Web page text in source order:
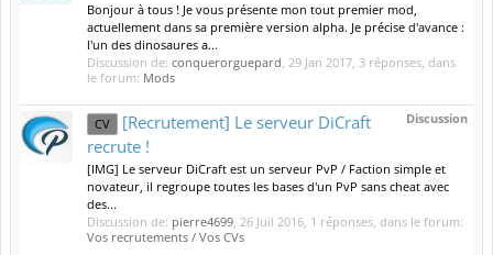
Bonjour à tous ! Je vous présente mon tout premier mod,
actuellement dans sa première version alpha. Je précise d'avance :
l'un des dinosaures a...
Discussion de: conquerorguepard, 29 Jan 2017, 3 réponses, dans
le forum: Mods
Discussion
CV
[Recrutement] Le serveur DiCraft
recrute !
[IMG] Le serveur DiCraft est un serveur PvP / Faction simple et
novateur, il regroupe toutes les bases d'un PvP sans cheat avec
des...
Discussion de: pierre4699, 26 Juil 2016, 1 réponses, dans le forum:
Vos recrutements / Vos CVs